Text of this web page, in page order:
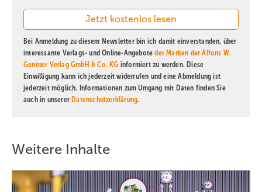
Bei Anmeldung zu diesem Newsletter bin ich damit einverstanden, über
interessante Verlags- und Online-Angeboteder Marken der Alfons W.
Gentner Verlag GmbH & Co. KG informiert zu werden. Diese
Einwilligung kann ich jederzeit widerrufen und eine Abmeldung ist
jederzeit möglich. Informationen zum Umgang mit Daten finden Sie
auch in unserer Datenschutzerklärung.
Weitere Inhalte